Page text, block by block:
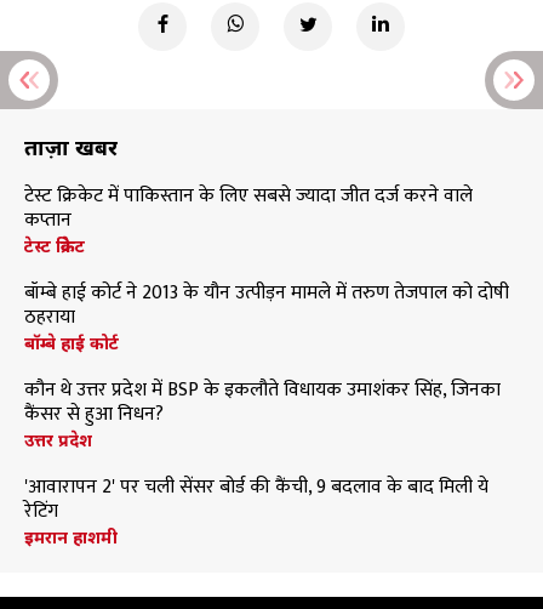
ताज़ा खबरें
टेस्ट क्रिकेट में पाकिस्तान के लिए सबसे ज्यादा जीत दर्ज करने वाले
कप्तान
टेस्ट क्रिकेट
बॉम्बे हाई कोर्ट ने 2013 के यौन उत्पीड़न मामले में तरुण तेजपाल को दोषी
ठहराया
बॉम्बे हाई कोर्ट
कौन थे उत्तर प्रदेश में BSP के इकलौते विधायक उमाशंकर सिंह, जिनका
कैंसर से हुआ निधन?
उत्तर प्रदेश
'आवारापन 2' पर चली सेंसर बोर्ड की कैंची, 9 बदलाव के बाद मिली ये
रेटिंग
इमरान हाशमी